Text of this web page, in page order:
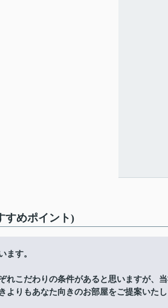
すめポイント)
ます。
れこだわりの条件があると思いますが、
よりもあなた向きのお部屋をご提案いたし